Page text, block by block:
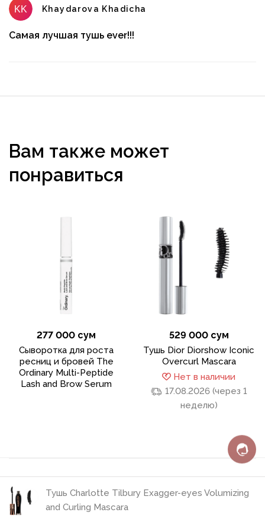
Khaydarova Khadicha
Самая лучшая тушь ever!!!
Вам также может
понравиться
277 000 сум
Сыворотка для роста
ресниц и бровей The
Ordinary Multi-Peptide
Lash and Brow Serum
529 000 сум
Тушь Dior Diorshow Iconic
Overcurl Mascara
Нет в наличии
17.08.2026 (через 1
неделю)
Тушь Charlotte Tilbury Exagger-eyes Volumizing
and Curling Mascara
Политика конфиденциальности
Пользовательское соглашение